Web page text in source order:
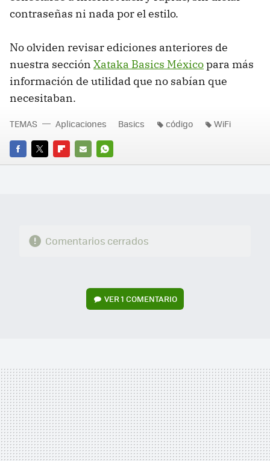
contraseñas ni nada por el estilo.
No olviden revisar ediciones anteriores de
nuestra sección Xataka Basics Méxicopara más
información de utilidad que no sabían que
necesitaban.
FACEBOOK
TWITTERFLIPBOARD
E-
WHATSAPP
TEMAS Aplicaciones Basics código WiFi
Comentarios cerrados
VER1 COMENTARIO